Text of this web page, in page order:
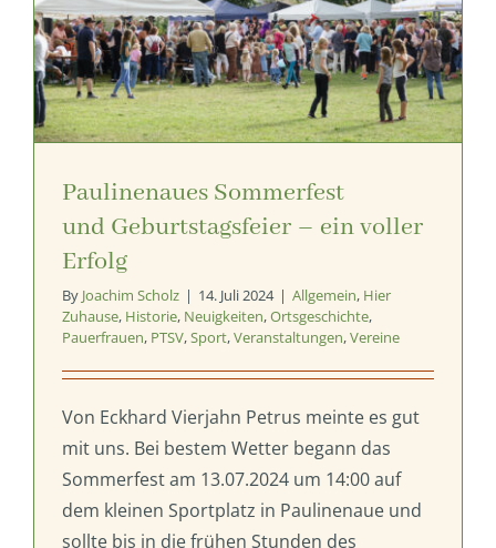
Paulinenaues Sommerfest
und Geburtstagsfeier – ein voller
Erfolg
By Joachim Scholz | 14. Juli 2024 | Allgemein, Hier
Zuhause, Historie, Neuigkeiten,Ortsgeschichte,
Pauerfrauen, PTSV,Sport,Veranstaltungen,Vereine
Von Eckhard Vierjahn Petrus meinte es gut
mit uns. Bei bestem Wetter begann das
Sommerfest am 13.07.2024 um 14:00 auf
dem kleinen Sportplatz in Paulinenaue und
sollte bis in die frühen Stunden des